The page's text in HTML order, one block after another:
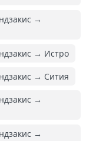
→
→ Истро
→ Сития
→
→